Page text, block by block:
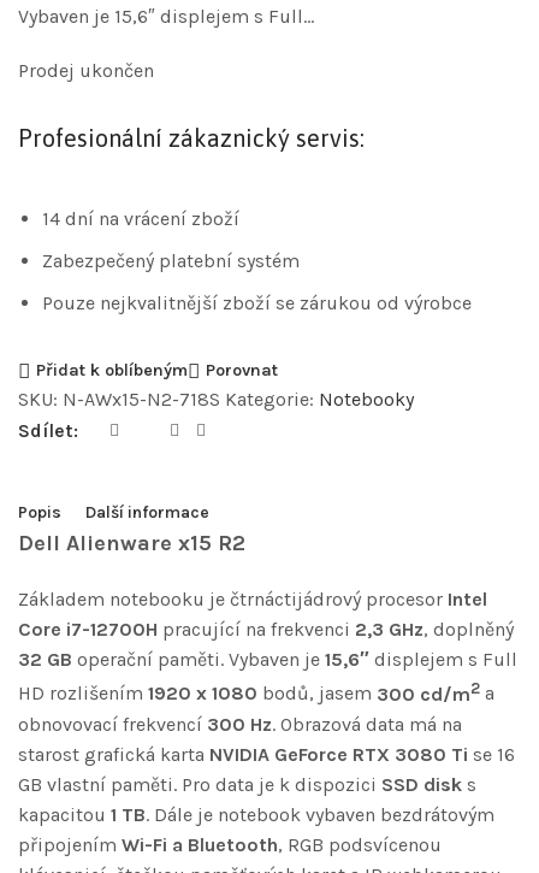
Vybaven je 15,6″ displejem s Full…
Prodej ukončen
Profesionální zákaznický servis:
14 dní na vrácení zboží
Zabezpečený platební systém
Pouze nejkvalitnější zboží se zárukou od výrobce
Přidat k oblíbeným Porovnat
SKU: N-AWx15-N2-718S Kategorie: Notebooky
Sdílet:
Popis Další informace
Dell Alienware x15 R2
Základem notebooku je čtrnáctijádrový procesor Intel
Core i7-12700H pracující na frekvenci 2,3 GHz, doplněný
32 GB operační paměti. Vybaven je 15,6″ displejem s Full
HD rozlišením 1920 x 1080 bodů, jasem 300 cd/m2 a
obnovovací frekvencí 300 Hz. Obrazová data má na
starost grafická karta NVIDIA GeForce RTX 3080 Ti se 16
GB vlastní paměti. Pro data je k dispozici SSD disk s
kapacitou 1 TB. Dále je notebook vybaven bezdrátovým
připojením Wi-Fi a Bluetooth, RGB podsvícenou